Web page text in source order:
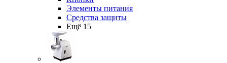
Элементы питания
Средства защиты
Ещё 15